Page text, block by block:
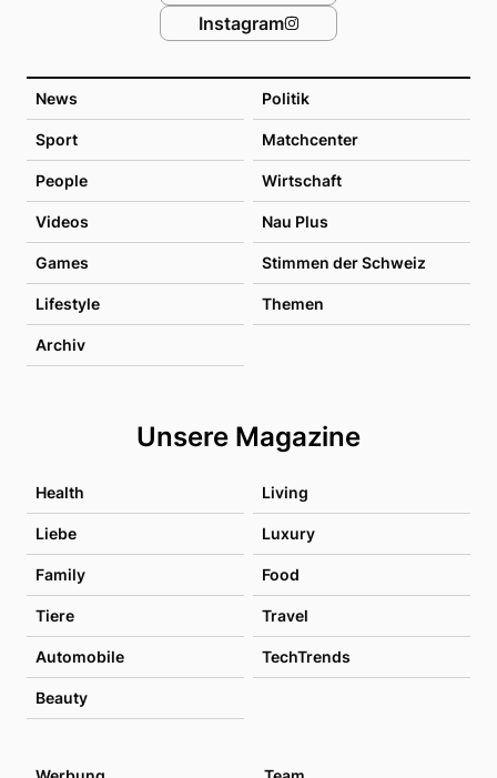
News Politik
Sport Matchcenter
People Wirtschaft
Videos Nau Plus
Games Stimmen der Schweiz
Lifestyle Themen
Archiv
Unsere Magazine
Health Living
Liebe Luxury
Family Food
Tiere Travel
Automobile TechTrends
Beauty
Instagram